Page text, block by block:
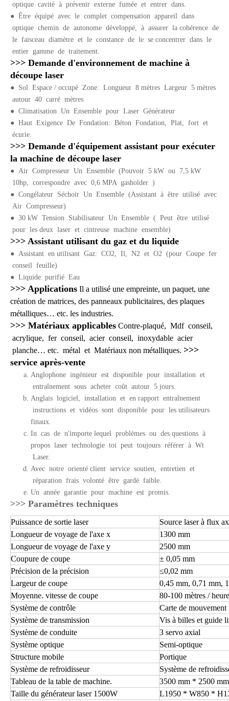
optique cavité à prévenir externe fumée et entrer dans.
● Être équipé avec le complet compensation appareil dans
optique chemin de autonome développé, à assurer la cohérence de
le faisceau diamètre et le constance de le se concentrer dans le
entier gamme de traitement.
>>> Demande d'environnement de machine à
découpe laser
● Sol Espace / occupé Zone: Longueur 8 mètres Largeur 5 mètres
autour 40 carré mètres
● Climatisation Un Ensemble pour Laser Générateur
● Haut Exigence De Fondation: Béton Fondation, Plat, fort et
écurie.
>>> Demande d'équipement assistant pour exécuter
la machine de découpe laser
● Air Compresseur Un Ensemble (Pouvoir 5 kW ou 7,5 kW
10hp, correspondre avec 0,6 MPA gasholder )
● Congélateur Séchoir Un Ensemble (Assistant à être utilisé avec
Air Compresseur)
● 30 kW Tension Stabilisateur Un Ensemble ( Peut être utilisé
pour les deux laser et cintreuse machine ensemble)
>>> Assistant utilisant du gaz et du liquide
● Assistant en utilisant Gaz: CO2, Il, N2 et O2 (pour Coupe fer
conseil feuille)
● Liquide: purifié Eau
>>> Applications Il a utilisé une empreinte, un paquet, une
création de matrices, des panneaux publicitaires, des plaques
métalliques… etc. les industries.
>>> Matériaux applicables Contre-plaqué, Mdf conseil,
acrylique, fer conseil, acier conseil, inoxydable acier
planche… etc. métal et Matériaux non métalliques. >>>
service après-vente
Anglophone ingénieur est disponible pour installation et
entraînement sous acheter coût autour 5 jours.
Anglais logiciel, installation et en rapport entraînement
instructions et vidéos sont disponible pour les utilisateurs
finaux.
In cas de n'importe lequel problèmes ou des questions à
propos laser technologie toi peut toujours référer à Wt
Laser.
Avec notre orienté client service soutien, entretien et
réparation frais volonté être gardé faible.
Un année garantie pour machine est promis.
>>> Paramètres techniques
Puissance de sortie laser
Source laser à flux
Longueur de voyage de l'axe x
1300 mm
Longueur de voyage de l'axe y
2500 mm
Coupure de coupe
± 0,05 mm
Précision de la précision
≤0,02 mm
Largeur de coupe
0,45 mm, 0,71 mm,
Moyenne. vitesse de coupe
80-100 mètres /
Système de contrôle
Carte de
Système de transmission
Vis à billes et guide
Système de conduite
3 servo axial
Système optique
Semi-optique
Structure mobile
Portique
Système de refroidisseur
Système de
Tableau de la table de machine.
3500 mm * 2500
Taille du générateur laser 1500W
L1950 * W850 *